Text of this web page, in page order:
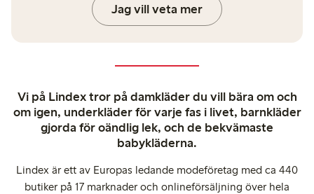
Jag vill veta mer
Vi på Lindex tror på damkläder du vill bära om och
om igen, underkläder för varje fas i livet, barnkläder
gjorda för oändlig lek, och de bekvämaste
babykläderna.
Lindex är ett av Europas ledande modeföretag med ca 440
butiker på 17 marknader och onlineförsäljning över hela